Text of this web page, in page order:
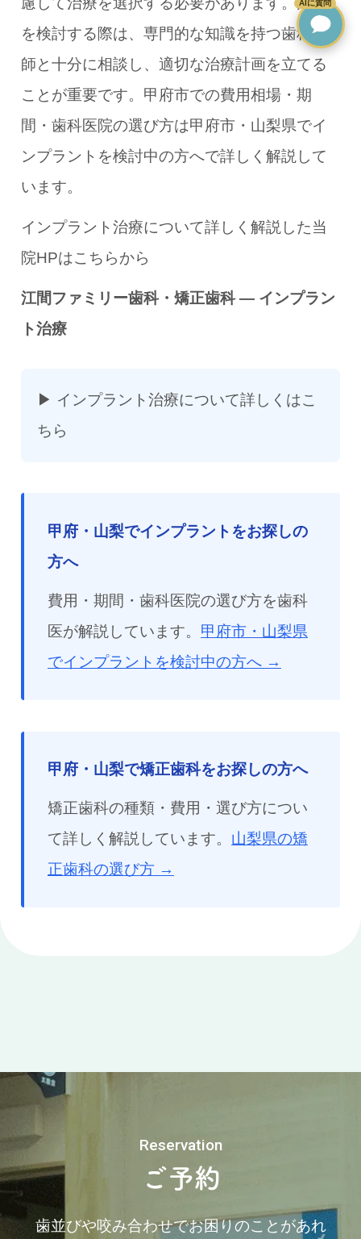
を検討する際は、専門的な知識を持つ歯科医
師と十分に相談し、適切な治療計画を立てる
ことが重要です。甲府市での費用相場・期
間・歯科医院の選び方は甲府市・山梨県でイ
ンプラントを検討中の方へで詳しく解説して
います。
インプラント治療について詳しく解説した当
院HPはこちらから
江間ファミリー歯科・矯正歯科 ― インプラン
ト治療
▶ インプラント治療について詳しくはこ
ちら
甲府・山梨でインプラントをお探しの
方へ
費用・期間・歯科医院の選び方を歯科
医が解説しています。 甲府市・山梨県
でインプラントを検討中の方へ →
甲府・山梨で矯正歯科をお探しの方へ
矯正歯科の種類・費用・選び方につい
て詳しく解説しています。 山梨県の矯
正歯科の選び方 →
Reservation
ご予約
歯並びや咬み合わせでお困りのことがあれ
AIに質問